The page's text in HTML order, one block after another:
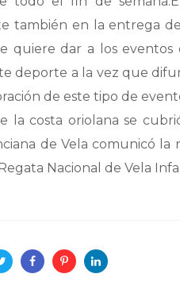
también en la entrega
dar a los eventos
deporte a la vez que
de este tipo de
costa oriolana se
de Vela comunicó
Nacional de Vela